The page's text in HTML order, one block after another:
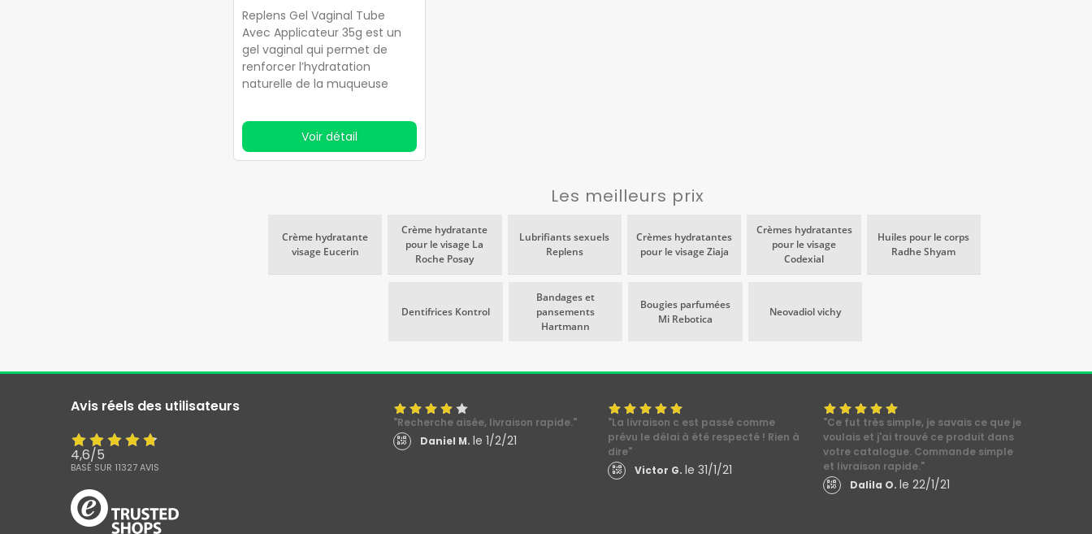
Replens Gel Vaginal Tube
Avec Applicateur 35g est un
gel vaginal qui permet de
renforcer l’hydratation
naturelle de la muqueuse
Voir détail
Les meilleurs prix
Crème hydratante
visage Eucerin
Crème hydratante
pour le visage La
Roche Posay
Lubrifiants sexuels
Replens
Crèmes hydratantes
pour le visage Ziaja
Crèmes hydratantes
pour le visage
Codexial
Huiles pour le corps
Radhe Shyam
Dentifrices Kontrol
Bandages et
pansements
Hartmann
Bougies parfumées
Mi Rebotica
Neovadiol vichy
Avis réels des utilisateurs
4,6/5
BASÉ SUR 11327AVIS
"Recherche aisée, livraison rapide."
Daniel M. le 1/2/21
"La livraison c est passé comme
prévu le délai à été respecté ! Rien à
dire"
Victor G. le 31/1/21
"Ce fut très simple, je savais ce que je
voulais et j'ai trouvé ce produit dans
votre catalogue. Commande simple
et livraison rapide."
Dalila O. le 22/1/21